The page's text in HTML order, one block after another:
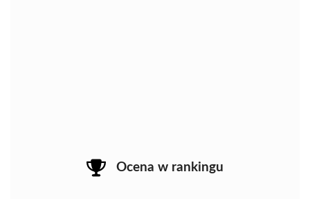
Ocena w rankingu